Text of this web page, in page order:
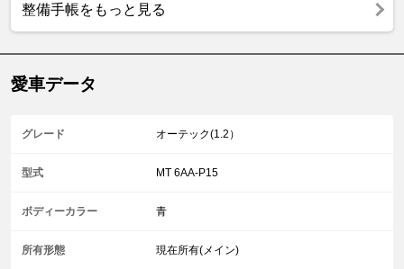
整備手帳をもっと見る
愛車データ
グレード オーテック(1.2）
型式 MT 6AA-P15
ボディーカラー 青
所有形態 現在所有(メイン)